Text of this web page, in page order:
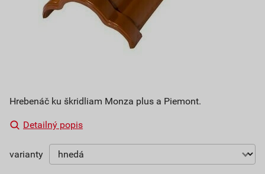
Hrebenáč ku škridliam Monza plus a Piemont.
Detailný popis
varianty